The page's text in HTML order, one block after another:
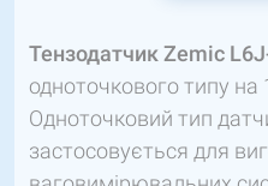
Тензодатчик Zemic
одноточкового типу на
Одноточковий тип
застосовується для